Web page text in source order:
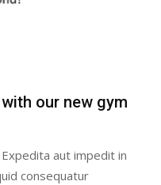
our new gym
aut impedit in
consequatur